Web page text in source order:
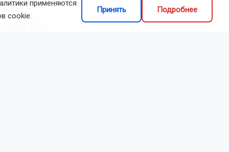
применяются
cookie.
Принять Подробнее